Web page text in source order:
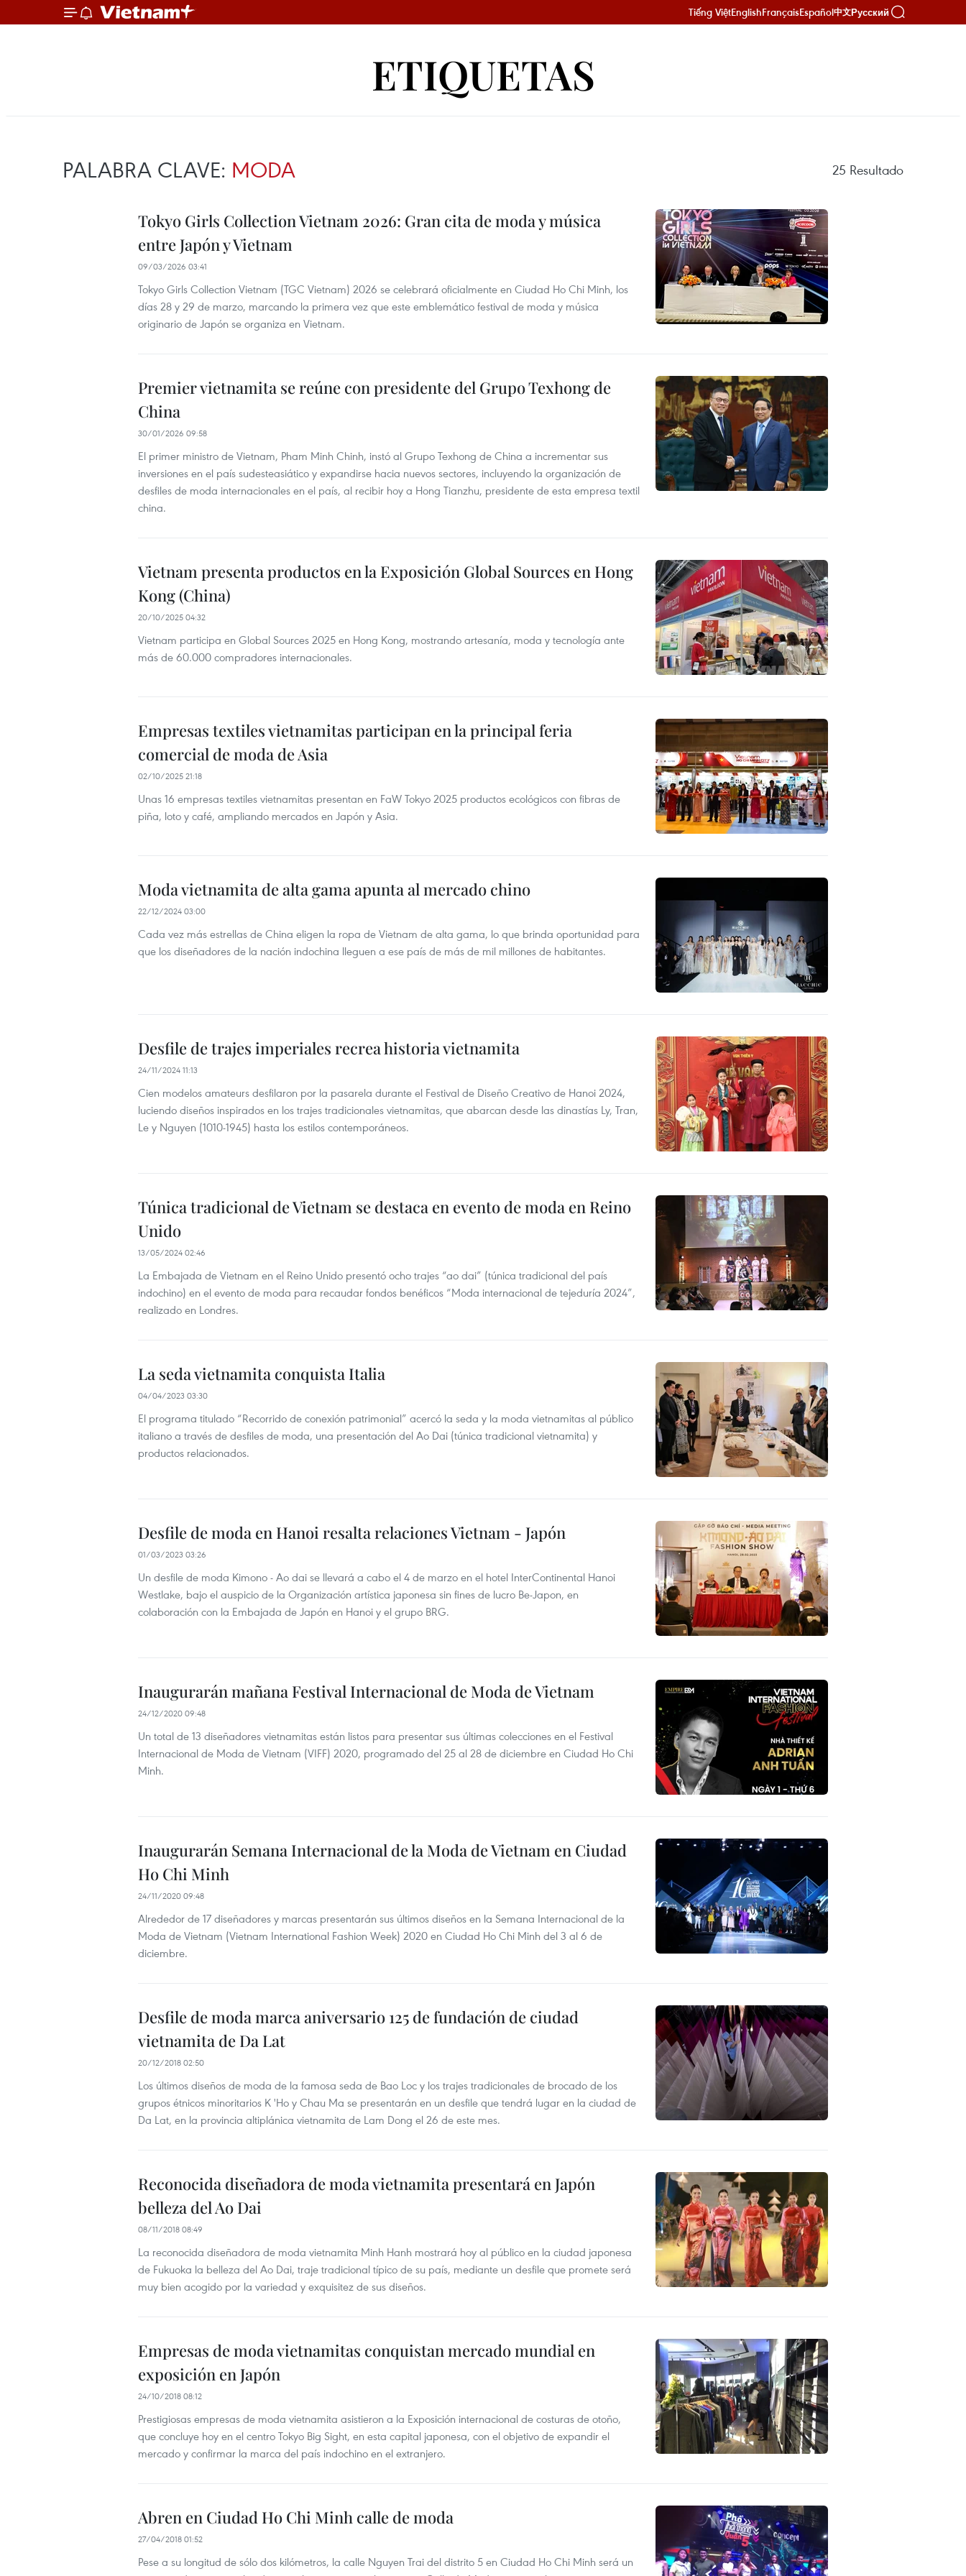
Tiếng ViệtEnglishFrançaisEspañol中文Русский
ETIQUETAS
PALABRA CLAVE: MODA 25 Resultado
Tokyo Girls Collection Vietnam 2026: Gran cita de moda y música
entre Japón y Vietnam
09/03/2026 03:41
Tokyo Girls Collection Vietnam (TGC Vietnam) 2026 se celebrará oficialmente en Ciudad Ho Chi Minh, los
días 28 y 29 de marzo, marcando la primera vez que este emblemático festival de moda y música
originario de Japón se organiza en Vietnam.
Premier vietnamita se reúne con presidente del Grupo Texhong de
China
30/01/2026 09:58
El primer ministro de Vietnam, Pham Minh Chinh, instó al Grupo Texhong de China a incrementar sus
inversiones en el país sudesteasiático y expandirse hacia nuevos sectores, incluyendo la organización de
desfiles de moda internacionales en el país, al recibir hoy a Hong Tianzhu, presidente de esta empresa textil
china.
Vietnam presenta productos en la Exposición Global Sources en Hong
Kong (China)
20/10/2025 04:32
Vietnam participa en Global Sources 2025 en Hong Kong, mostrando artesanía, moda y tecnología ante
más de 60.000 compradores internacionales.
Empresas textiles vietnamitas participan en la principal feria
comercial de moda de Asia
02/10/2025 21:18
Unas 16 empresas textiles vietnamitas presentan en FaW Tokyo 2025 productos ecológicos con fibras de
piña, loto y café, ampliando mercados en Japón y Asia.
Moda vietnamita de alta gama apunta al mercado chino
22/12/2024 03:00
Cada vez más estrellas de China eligen la ropa de Vietnam de alta gama, lo que brinda oportunidad para
que los diseñadores de la nación indochina lleguen a ese país de más de mil millones de habitantes.
Desfile de trajes imperiales recrea historia vietnamita
24/11/2024 11:13
Cien modelos amateurs desfilaron por la pasarela durante el Festival de Diseño Creativo de Hanoi 2024,
luciendo diseños inspirados en los trajes tradicionales vietnamitas, que abarcan desde las dinastías Ly, Tran,
Le y Nguyen (1010-1945) hasta los estilos contemporáneos.
Túnica tradicional de Vietnam se destaca en evento de moda en Reino
Unido
13/05/2024 02:46
La Embajada de Vietnam en el Reino Unido presentó ocho trajes “ao dai” (túnica tradicional del país
indochino) en el evento de moda para recaudar fondos benéficos “Moda internacional de tejeduría 2024”,
realizado en Londres.
La seda vietnamita conquista Italia
04/04/2023 03:30
El programa titulado “Recorrido de conexión patrimonial” acercó la seda y la moda vietnamitas al público
italiano a través de desfiles de moda, una presentación del Ao Dai (túnica tradicional vietnamita) y
productos relacionados.
Desfile de moda en Hanoi resalta relaciones Vietnam - Japón
01/03/2023 03:26
Un desfile de moda Kimono - Ao dai se llevará a cabo el 4 de marzo en el hotel InterContinental Hanoi
Westlake, bajo el auspicio de la Organización artística japonesa sin fines de lucro Be-Japon, en
colaboración con la Embajada de Japón en Hanoi y el grupo BRG.
Inaugurarán mañana Festival Internacional de Moda de Vietnam
24/12/2020 09:48
Un total de 13 diseñadores vietnamitas están listos para presentar sus últimas colecciones en el Festival
Internacional de Moda de Vietnam (VIFF) 2020, programado del 25 al 28 de diciembre en Ciudad Ho Chi
Minh.
Inaugurarán Semana Internacional de la Moda de Vietnam en Ciudad
Ho Chi Minh
24/11/2020 09:48
Alrededor de 17 diseñadores y marcas presentarán sus últimos diseños en la Semana Internacional de la
Moda de Vietnam (Vietnam International Fashion Week) 2020 en Ciudad Ho Chi Minh del 3 al 6 de
diciembre.
Desfile de moda marca aniversario 125 de fundación de ciudad
vietnamita de Da Lat
20/12/2018 02:50
Los últimos diseños de moda de la famosa seda de Bao Loc y los trajes tradicionales de brocado de los
grupos étnicos minoritarios K 'Ho y Chau Ma se presentarán en un desfile que tendrá lugar en la ciudad de
Da Lat, en la provincia altiplánica vietnamita de Lam Dong el 26 de este mes.
Reconocida diseñadora de moda vietnamita presentará en Japón
belleza del Ao Dai
08/11/2018 08:49
La reconocida diseñadora de moda vietnamita Minh Hanh mostrará hoy al público en la ciudad japonesa
de Fukuoka la belleza del Ao Dai, traje tradicional típico de su país, mediante un desfile que promete será
muy bien acogido por la variedad y exquisitez de sus diseños.
Empresas de moda vietnamitas conquistan mercado mundial en
exposición en Japón
24/10/2018 08:12
Prestigiosas empresas de moda vietnamita asistieron a la Exposición internacional de costuras de otoño,
que concluye hoy en el centro Tokyo Big Sight, en esta capital japonesa, con el objetivo de expandir el
mercado y confirmar la marca del país indochino en el extranjero.
Abren en Ciudad Ho Chi Minh calle de moda
27/04/2018 01:52
Pese a su longitud de sólo dos kilómetros, la calle Nguyen Trai del distrito 5 en Ciudad Ho Chi Minh será un